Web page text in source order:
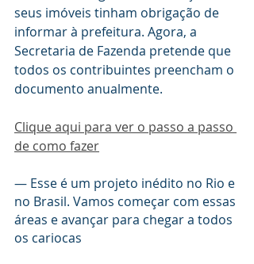
seus imóveis tinham obrigação de
informar à prefeitura. Agora, a
Secretaria de Fazenda pretende que
todos os contribuintes preencham o
documento anualmente.
Clique aqui para ver o passo a passo
de como fazer
— Esse é um projeto inédito no Rio e
no Brasil. Vamos começar com essas
áreas e avançar para chegar a todos
os cariocas